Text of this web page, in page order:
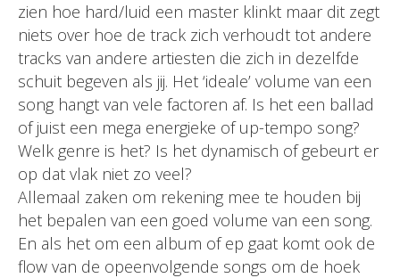
zien hoe hard/luid een master klinkt maar dit zegt
niets over hoe de track zich verhoudt tot andere
tracks van andere artiesten die zich in dezelfde
schuit begeven als jij. Het ‘ideale’ volume van een
song hangt van vele factoren af. Is het een ballad
of juist een mega energieke of up-tempo song?
Welk genre is het? Is het dynamisch of gebeurt er
op dat vlak niet zo veel?
Allemaal zaken om rekening mee te houden bij
het bepalen van een goed volume van een song.
En als het om een album of ep gaat komt ook de
flow van de opeenvolgende songs om de hoek